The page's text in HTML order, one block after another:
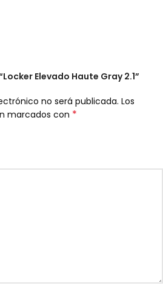
Elevado Haute Gray 2.1”
no será publicada. Los
marcados con *